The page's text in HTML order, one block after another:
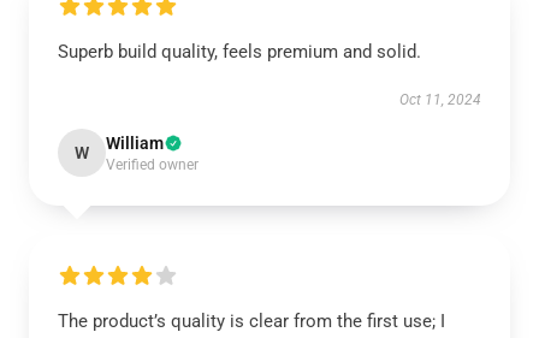
Superb build quality, feels premium and solid.
Oct 11, 2024
W William
Verified owner
The product’s quality is clear from the first use; I